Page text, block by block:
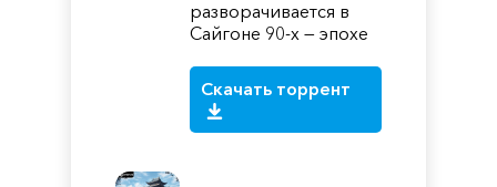
разворачивается в
Сайгоне 90-х — эпохе
Скачать торрент